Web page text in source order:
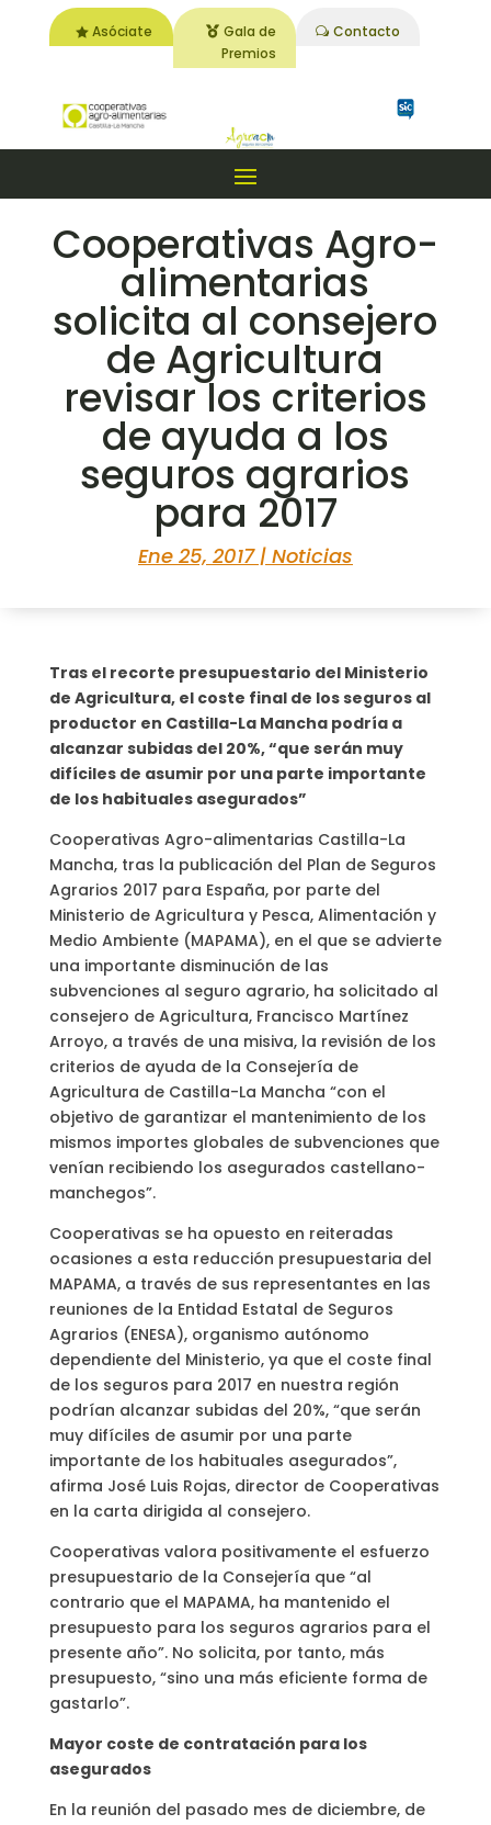
Asóciate
Gala de
Premios
Contacto
Cooperativas Agro-
alimentarias
solicita al consejero
de Agricultura
revisar los criterios
de ayuda a los
seguros agrarios
para 2017
Ene 25, 2017| Noticias
Tras el recorte presupuestario del Ministerio
de Agricultura, el coste final de los seguros al
productor en Castilla-La Mancha podría a
alcanzar subidas del 20%, “que serán muy
difíciles de asumir por una parte importante
de los habituales asegurados”
Cooperativas Agro-alimentarias Castilla-La
Mancha, tras la publicación del Plan de Seguros
Agrarios 2017 para España, por parte del
Ministerio de Agricultura y Pesca, Alimentación y
Medio Ambiente (MAPAMA), en el que se advierte
una importante disminución de las
subvenciones al seguro agrario, ha solicitado al
consejero de Agricultura, Francisco Martínez
Arroyo, a través de una misiva, la revisión de los
criterios de ayuda de la Consejería de
Agricultura de Castilla-La Mancha “con el
objetivo de garantizar el mantenimiento de los
mismos importes globales de subvenciones que
venían recibiendo los asegurados castellano-
manchegos”.
Cooperativas se ha opuesto en reiteradas
ocasiones a esta reducción presupuestaria del
MAPAMA, a través de sus representantes en las
reuniones de la Entidad Estatal de Seguros
Agrarios (ENESA), organismo autónomo
dependiente del Ministerio, ya que el coste final
de los seguros para 2017 en nuestra región
podrían alcanzar subidas del 20%, “que serán
muy difíciles de asumir por una parte
importante de los habituales asegurados”,
afirma José Luis Rojas, director de Cooperativas
en la carta dirigida al consejero.
Cooperativas valora positivamente el esfuerzo
presupuestario de la Consejería que “al
contrario que el MAPAMA, ha mantenido el
presupuesto para los seguros agrarios para el
presente año”. No solicita, por tanto, más
presupuesto, “sino una más eficiente forma de
gastarlo”.
Mayor coste de contratación para los
asegurados
En la reunión del pasado mes de diciembre, de